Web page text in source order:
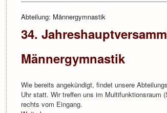
Abteilung: Männergymnastik
34.
Männergymnastik
Wie bereits angekündigt, findet unsere
Uhr statt. Wir treffen uns im Multifunktionsraum
rechts vom Eingang.